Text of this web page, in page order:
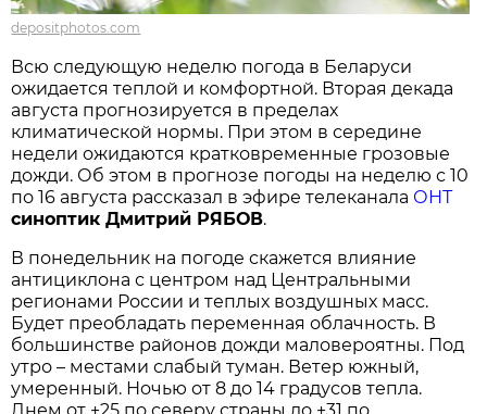
depositphotos.com
Всю следующую неделю погода в Беларуси
ожидается теплой и комфортной. Вторая декада
августа прогнозируется в пределах
климатической нормы. При этом в середине
недели ожидаются кратковременные грозовые
дожди. Об этом в прогнозе погоды на неделю с 10
по 16 августа рассказал в эфире телеканала ОНТ
синоптик Дмитрий РЯБОВ.
В понедельник на погоде скажется влияние
антициклона с центром над Центральными
регионами России и теплых воздушных масс.
Будет преобладать переменная облачность. В
большинстве районов дожди маловероятны. Под
утро – местами слабый туман. Ветер южный,
умеренный. Ночью от 8 до 14 градусов тепла.